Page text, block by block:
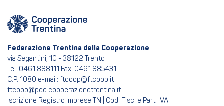
Federazione Trentina della Cooperazione
via Segantini, 10 - 38122 Trento
Tel: 0461.898111 Fax: 0461.985431
C.P. 1080 e-mail: ftcoop@ftcoop.it
ftcoop@pec.cooperazionetrentina.it
Iscrizione Registro Imprese TN | Cod. Fisc. e Part. IVA